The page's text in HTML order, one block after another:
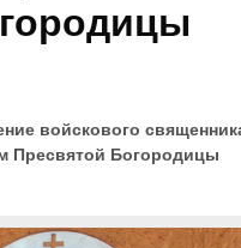
войскового
Пресвятой Богородицы